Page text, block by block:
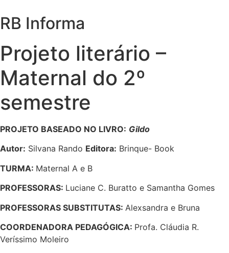
RB Informa
Projeto literário –
Maternal do 2º
semestre
PROJETO BASEADO NO LIVRO: Gildo
Autor: Silvana Rando Editora: Brinque- Book
TURMA: Maternal A e B
PROFESSORAS: Luciane C. Buratto e Samantha Gomes
PROFESSORAS SUBSTITUTAS: Alexsandra e Bruna
COORDENADORA PEDAGÓGICA: Profa. Cláudia R.
Veríssimo Moleiro